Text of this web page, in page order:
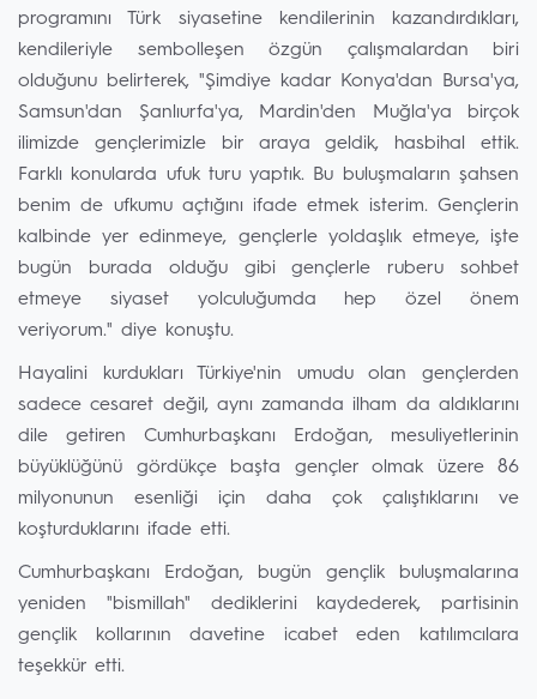
programını Türk siyasetine kendilerinin kazandırdıkları,
kendileriyle sembolleşen özgün çalışmalardan biri
olduğunu belirterek, "Şimdiye kadar Konya'dan Bursa'ya,
Samsun'dan Şanlıurfa'ya, Mardin'den Muğla'ya birçok
ilimizde gençlerimizle bir araya geldik, hasbihal ettik.
Farklı konularda ufuk turu yaptık. Bu buluşmaların şahsen
benim de ufkumu açtığını ifade etmek isterim. Gençlerin
kalbinde yer edinmeye, gençlerle yoldaşlık etmeye, işte
bugün burada olduğu gibi gençlerle ruberu sohbet
etmeye siyaset yolculuğumda hep özel önem
veriyorum." diye konuştu.
Hayalini kurdukları Türkiye'nin umudu olan gençlerden
sadece cesaret değil, aynı zamanda ilham da aldıklarını
dile getiren Cumhurbaşkanı Erdoğan, mesuliyetlerinin
büyüklüğünü gördükçe başta gençler olmak üzere 86
milyonunun esenliği için daha çok çalıştıklarını ve
koşturduklarını ifade etti.
Cumhurbaşkanı Erdoğan, bugün gençlik buluşmalarına
yeniden "bismillah" dediklerini kaydederek, partisinin
gençlik kollarının davetine icabet eden katılımcılara
teşekkür etti.